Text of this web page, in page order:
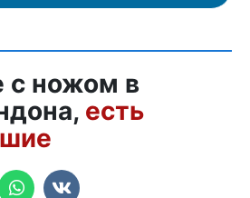
с ножом в
есть